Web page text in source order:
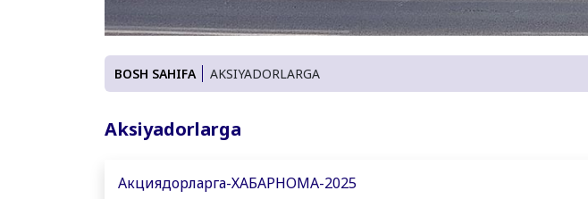
BOSH SAHIFA AKSIYADORLARGA
Aksiyadorlarga
Акциядорларга-ХАБАРНОМА-2025